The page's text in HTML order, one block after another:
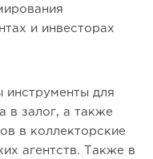
и инвесторах
инструменты для
в залог, а также
в коллекторские
агентств. Также в